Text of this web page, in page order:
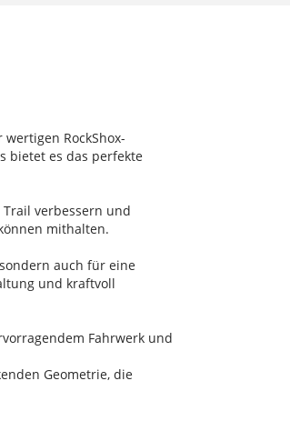
RockShox-
bietet es das perfekte
verbessern und
mithalten.
auch für eine
und kraftvoll
Fahrwerk und
Geometrie, die